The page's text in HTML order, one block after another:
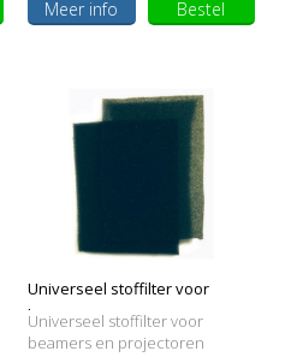
Meer info
Bestel
Universeel stoffilter voor
beamers
Universeel stoffilter voor
beamers en projectoren